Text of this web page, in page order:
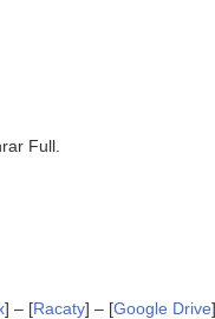
Full.
] – [Racaty] – [Google Drive]